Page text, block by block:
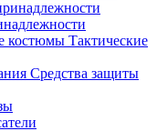
Тактические
Средства защиты